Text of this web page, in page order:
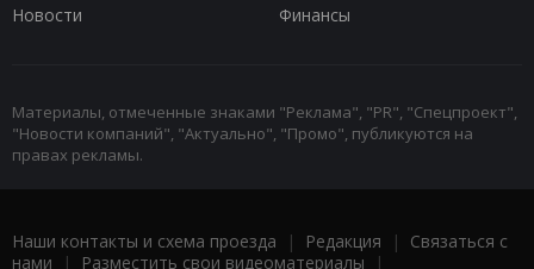
Новости
Финансы
Материалы, отмеченные знаками "Реклама", "PR", "Спецпроект",
"Новости компаний", "Актуально", "Промо", публикуются на
правах рекламы.
Наши контакты и схема проезда | Редакция | Связаться с
нами | Разместить свои видеоматериалы |